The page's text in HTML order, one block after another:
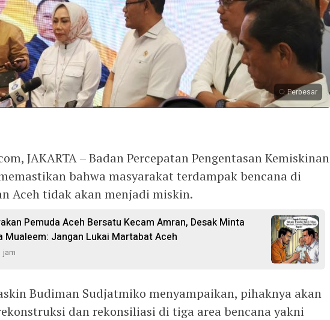
Perbesar
JAKARTA – Badan Percepatan Pengentasan Kemiskinan
bahwa masyarakat terdampak bencana di
Aceh tidak akan menjadi miskin.
Pemuda Aceh Bersatu Kecam Amran, Desak Minta
Mualeem: Jangan Lukai Martabat Aceh
jam
Budiman Sudjatmiko menyampaikan, pihaknya akan
dan rekonsiliasi di tiga area bencana yakni